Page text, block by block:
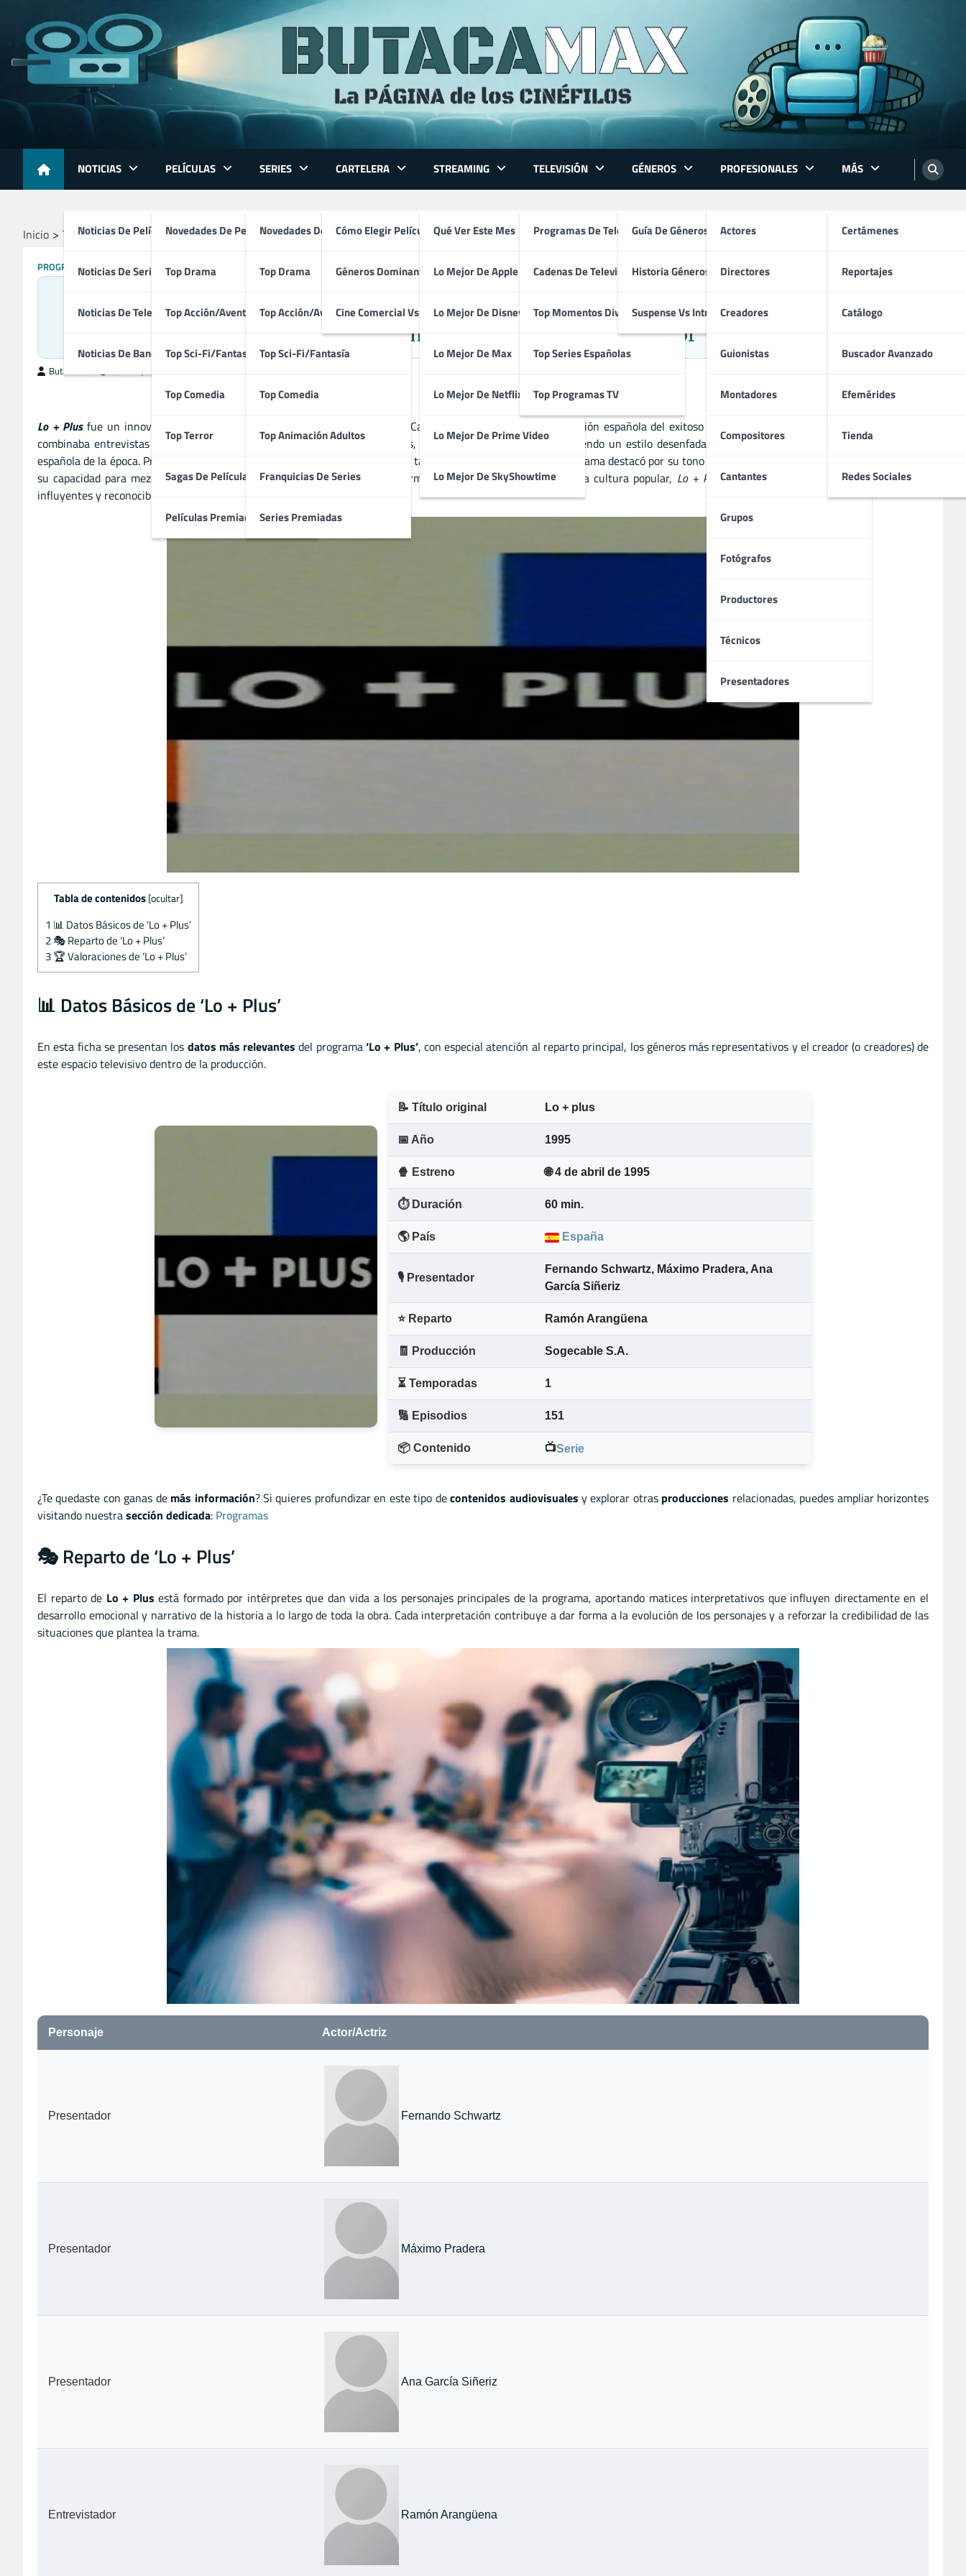
content
NOTICIAS
Noticias De Películas
Noticias De Series
Noticias De Televisión
Noticias De Bandas Sonoras
PELÍCULAS
Novedades De Películas
Top Drama
Top Acción/Aventura
Top Sci-Fi/Fantasía
Top Comedia
Top Terror
Sagas De Películas
Películas Premiadas
SERIES
Novedades De Series
Top Drama
Top Acción/Aventura
Top Sci-Fi/Fantasía
Top Comedia
Top Animación Adultos
Franquicias De Series
Series Premiadas
CARTELERA
Cómo Elegir Película
Géneros Dominantes
Cine Comercial Vs Autor
STREAMING
Qué Ver Este Mes
Lo Mejor De Apple TV
Lo Mejor De Disney+
Lo Mejor De Max
Lo Mejor De Netflix
Lo Mejor De Prime Video
Lo Mejor De SkyShowtime
TELEVISIÓN
Programas De Televisión
Cadenas De Televisión
Top Momentos Divertidos
Top Series Españolas
Top Programas TV
GÉNEROS
Guía De Géneros
Historia Géneros TV
Suspense Vs Intriga
PROFESIONALES
Actores
Directores
Creadores
Guionistas
Montadores
Compositores
Cantantes
Grupos
Fotógrafos
Productores
Técnicos
Presentadores
MÁS
Certámenes
Reportajes
Catálogo
Buscador Avanzado
Efemérides
Tienda
Redes Sociales
Inicio Televisión Programas Lo + Plus (1995 – 1996)
PROGRAMAS
Lo + Plus (1995 – 1996)
Programa Español de Entrenimiento y Humor
ButacaMax
Lo + Plusfue un innovador programa de televisión estrenado en 1995 en Canal+, concebido como la adaptación española del exitoso formato francés
combinaba entrevistas a personajes de actualidad con secciones culturales, humorísticas y musicales, ofreciendo un estilo desenfadado y moderno poco habitual en la televisión
española de la época. Presentado inicialmente por Fernando Schwartz y más tarde por Máximo Pradera, el programa destacó por su tono irreverente, sus colaboradores carismáticos y
su capacidad para mezclar información y entretenimiento. Gracias a su formato dinámico y su apuesta por la cultura popular, Lo + Plusse convirtió en uno de los espacios más
influyentes y reconocibles de Canal+ durante la década de 1990.
Tabla de contenidos [ocultar]
1 📊 Datos Básicos de ‘Lo + Plus’
2🎭 Reparto de ‘Lo + Plus’
3🏆 Valoraciones de ‘Lo + Plus’
📊 Datos Básicos de ‘Lo + Plus’
En esta ficha se presentan los datos más relevantes del programa‘Lo + Plus’, con especial atención al reparto principal, los géneros más representativos y el creador (o creadores) de
este espacio televisivo dentro de la producción.
📝 Título original Lo + plus
📅 Año 1995
🍿 Estreno 🌐 4 de abril de 1995
⏱️ Duración 60 min.
🌎 País España
🎙️ Presentador
Fernando Schwartz, Máximo Pradera, Ana
García Siñeriz
⭐ Reparto Ramón Arangüena
🧾 Producción Sogecable S.A.
⏳ Temporadas 1
🔢 Episodios 151
📦 Contenido 📺Serie
¿Te quedaste con ganas de más información? Si quieres profundizar en este tipo decontenidos audiovisuales y explorar otras producciones relacionadas, puedes ampliar horizontes
visitando nuestrasección dedicada: Programas
🎭 Reparto de ‘Lo + Plus’
El reparto de Lo + Plus está formado por intérpretes que dan vida a los personajes principales de la programa, aportando matices interpretativos que influyen directamente en el
desarrollo emocional y narrativo de la historia a lo largo de toda la obra. Cada interpretación contribuye a dar forma a la evolución de los personajes y a reforzar la credibilidad de las
situaciones que plantea la trama.
Personaje Actor/Actriz
Presentador Fernando Schwartz
Presentador Máximo Pradera
Presentador Ana García Siñeriz
Entrevistador Ramón Arangüena